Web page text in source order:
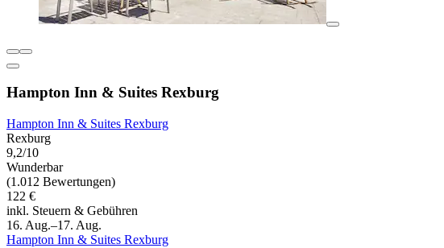
Hampton Inn & Suites Rexburg
Hampton Inn & Suites Rexburg
Rexburg
9,2/10
Wunderbar
(1.012 Bewertungen)
122 €
inkl. Steuern & Gebühren
16. Aug.–17. Aug.
Hampton Inn & Suites Rexburg